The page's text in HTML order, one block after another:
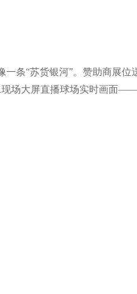
一条“苏货银河”。赞助商展
场大屏直播球场实时画面